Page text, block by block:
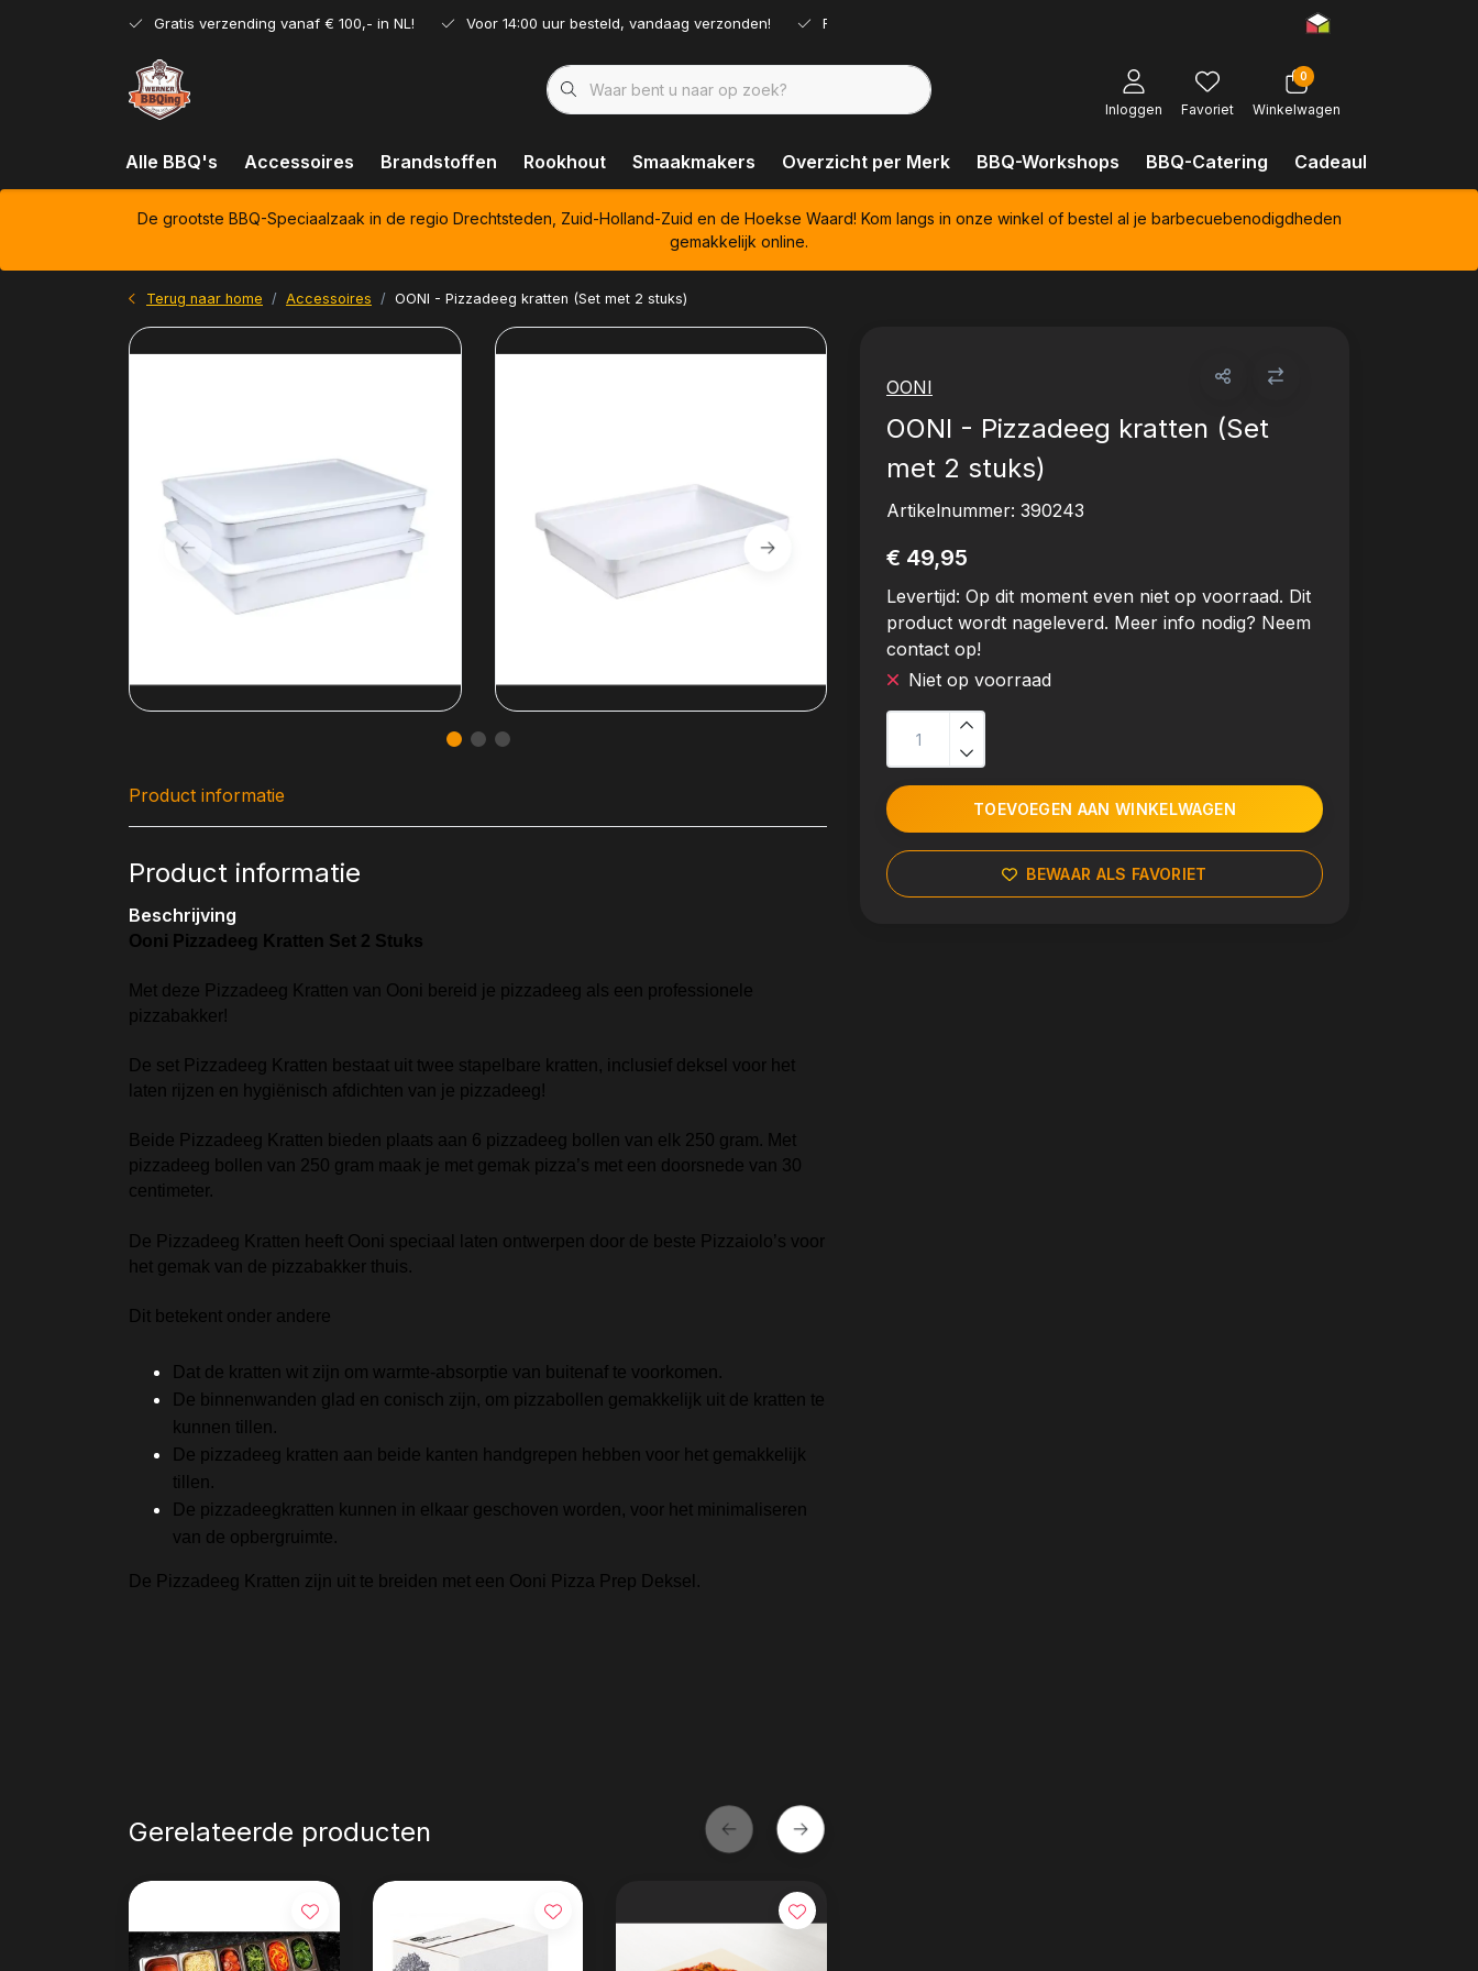
Gratis verzending vanaf € 100,- in NL! Voor 14:00 uur besteld, vandaag verzonden! Ruim assortiment!
Inloggen Favoriet
0
Winkelwagen
Alle BBQ's Accessoires Brandstoffen Rookhout Smaakmakers Overzicht per Merk BBQ-Workshops BBQ-Catering Cadeaubonnen
De grootste BBQ-Speciaalzaak in de regio Drechtsteden, Zuid-Holland-Zuid en de Hoekse Waard! Kom langs in onze winkel of bestel al je barbecuebenodigdheden
gemakkelijk online.
Terug naar home Accessoires OONI - Pizzadeeg kratten (Set met 2 stuks)
OONI
OONI - Pizzadeeg kratten (Set
met 2 stuks)
Artikelnummer: 390243
€ 49,95
Levertijd: Op dit moment even niet op voorraad. Dit
product wordt nageleverd. Meer info nodig? Neem
contact op!
Niet op voorraad
TOEVOEGEN AAN WINKELWAGEN
BEWAAR ALS FAVORIET
Product informatie
Product informatie
Beschrijving
Ooni Pizzadeeg Kratten Set 2 Stuks
Met deze Pizzadeeg Kratten van Ooni bereid je pizzadeeg als een professionele
pizzabakker!
De set Pizzadeeg Kratten bestaat uit twee stapelbare kratten, inclusief deksel voor het
laten rijzen en hygiënisch afdichten van je pizzadeeg!
Beide Pizzadeeg Kratten bieden plaats aan 6 pizzadeeg bollen van elk 250 gram. Met
pizzadeeg bollen van 250 gram maak je met gemak pizza’s met een doorsnede van 30
centimeter.
De Pizzadeeg Kratten heeft Ooni speciaal laten ontwerpen door de beste Pizzaiolo’s voor
het gemak van de pizzabakker thuis.
Dit betekent onder andere
Dat de kratten wit zijn om warmte-absorptie van buitenaf te voorkomen.
De binnenwanden glad en conisch zijn, om pizzabollen gemakkelijk uit de kratten te
kunnen tillen.
De pizzadeeg kratten aan beide kanten handgrepen hebben voor het gemakkelijk
tillen.
De pizzadeegkratten kunnen in elkaar geschoven worden, voor het minimaliseren
van de opbergruimte.
De Pizzadeeg Kratten zijn uit te breiden met een Ooni Pizza Prep Deksel.
Gerelateerde producten